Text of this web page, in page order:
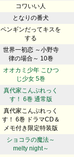
コワいい人
となりの番犬
ペンギンだってキスを
する
世界一初恋 ～小野寺
律の場合～ 10巻
オオカミ少年 こひつ
じ少女 5巻
真代家こんぷれっく
す！ 6巻 通常版
真代家こんぷれっく
す！ 6巻 ドラマCD＆
メモ付き限定特装版
ショコラの魔法～
melty night～